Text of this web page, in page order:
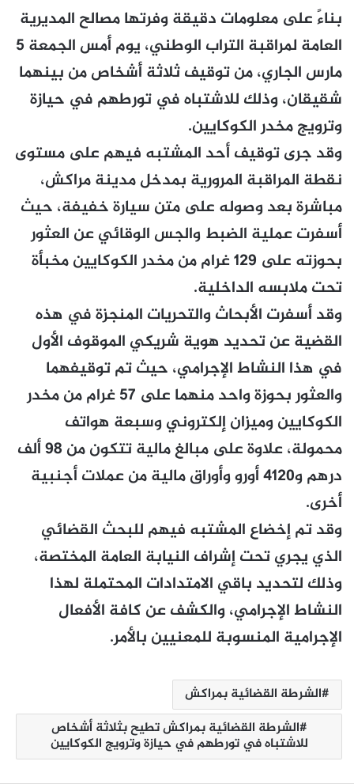
بناءً على معلومات دقيقة وفرتها مصالح المديرية
العامة لمراقبة التراب الوطني، يوم أمس الجمعة 5
مارس الجاري، من توقيف ثلاثة أشخاص من بينهما
شقيقان، وذلك للاشتباه في تورطهم في حيازة
وترويج مخدر الكوكايين.
وقد جرى توقيف أحد المشتبه فيهم على مستوى
نقطة المراقبة المرورية بمدخل مدينة مراكش،
مباشرة بعد وصوله على متن سيارة خفيفة، حيث
أسفرت عملية الضبط والجس الوقائي عن العثور
بحوزته على 129 غرام من مخدر الكوكايين مخبأة
تحت ملابسه الداخلية.
وقد أسفرت الأبحاث والتحريات المنجزة في هذه
القضية عن تحديد هوية شريكي الموقوف الأول
في هذا النشاط الإجرامي، حيث تم توقيفهما
والعثور بحوزة واحد منهما على 57 غرام من مخدر
الكوكايين وميزان إلكتروني وسبعة هواتف
محمولة، علاوة على مبالغ مالية تتكون من 98 ألف
درهم و4120 أورو وأوراق مالية من عملات أجنبية
أخرى.
وقد تم إخضاع المشتبه فيهم للبحث القضائي
الذي يجري تحت إشراف النيابة العامة المختصة،
وذلك لتحديد باقي الامتدادات المحتملة لهذا
النشاط الإجرامي، والكشف عن كافة الأفعال
الإجرامية المنسوبة للمعنيين بالأمر.
الشرطة القضائية بمراكش
الشرطة القضائية بمراكش تطيح بثلاثة أشخاص
للاشتباه في تورطهم في حيازة وترويج الكوكايين